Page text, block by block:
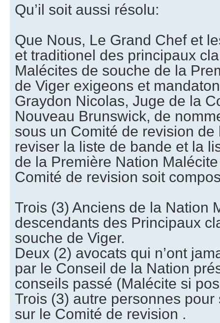
Qu’il soit aussi résolu:
Que Nous, Le Grand Chef et
et traditionel des principaux
Malécites de souche de la
de Viger exigeons et
Graydon Nicolas, Juge de la
Nouveau Brunswick, de
sous un Comité de revision
reviser la liste de bande et la
de la Première Nation
Comité de revision soit
Trois (3) Anciens de la Nation
descendants des Principaux
souche de Viger.
Deux (2) avocats qui n’ont
par le Conseil de la Nation
conseils passé (Malécite si
Trois (3) autre personnes
sur le Comité de revision .